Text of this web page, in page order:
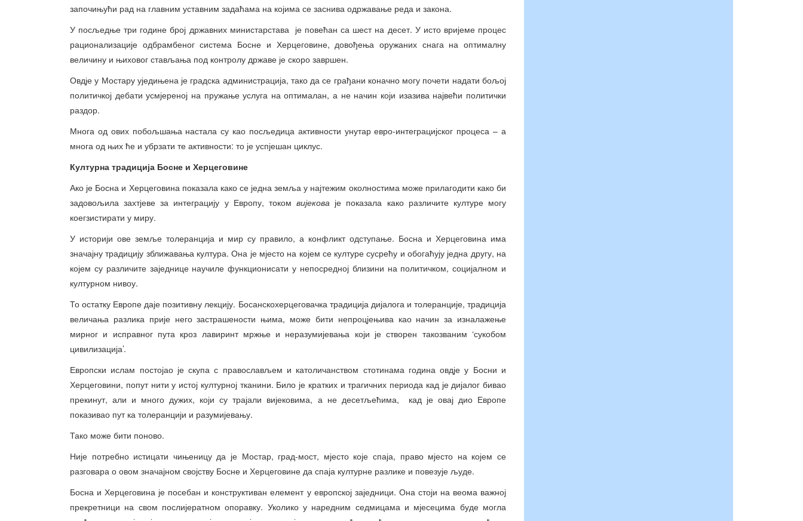
започињући рад на главним уставним задаћама на којима се заснива одржавање реда и закона.
У посљедње три године број државних министарстава је повећан са шест на десет. У исто вријеме процес
рационализације одбрамбеног система Босне и Херцеговине, довођења оружаних снага на оптималну
величину и њиховог стављања под контролу државе је скоро завршен.
Овдје у Мостару уједињена је градска администрација, тако да се грађани коначно могу почети надати бољој
политичкој дебати усмјереној на пружање услуга на оптималан, а не начин који изазива највећи политички
раздор.
Многа од ових побољшања настала су као посљедица активности унутар евро-интеграцијског процеса – а
многа од њих ће и убрзати те активности: то је успјешан циклус.
Културна традиција Босне и Херцеговине
Ако је Босна и Херцеговина показала како се једна земља у најтежим околностима може прилагодити како би
задовољила захтјеве за интеграцију у Европу, токомвијекова је показала како различите културе могу
коегзистирати у миру.
У историји ове земље толеранција и мир су правило, а конфликт одступање. Босна и Херцеговина има
значајну традицију зближавања култура. Она је мјесто на којем се културе сусрећу и обогаћују једна другу, на
којем су различите заједнице научиле функционисати у непосредној близини на политичком, социјалном и
културном нивоу.
То остатку Европе даје позитивну лекцију. Босанскохерцеговачка традиција дијалога и толеранције, традиција
величања разлика прије него застрашености њима, може бити непроцјењива као начин за изналажење
мирног и исправног пута кроз лавиринт мржње и неразумијевања који је створен такозваним ‘сукобом
цивилизација’.
Европски ислам постојао је скупа с православљем и католичанством стотинама година овдје у Босни и
Херцеговини, попут нити у истој културној тканини. Било је кратких и трагичних периода кад је дијалог бивао
прекинут, али и много дужих, који су трајали вијековима, а не десетљећима, кад је овај дио Европе
показивао пут ка толеранцији и разумијевању.
Тако може бити поново.
Није потребно истицати чињеницу да је Мостар, град-мост, мјесто које спаја, право мјесто на којем се
разговара о овом значајном својству Босне и Херцеговине да спаја културне разлике и повезује људе.
Босна и Херцеговина је посебан и конструктиван елемент у европској заједници. Она стоји на веома важној
прекретници на свом послијератном опоравку. Уколико у наредним седмицама и мјесецима буде могла